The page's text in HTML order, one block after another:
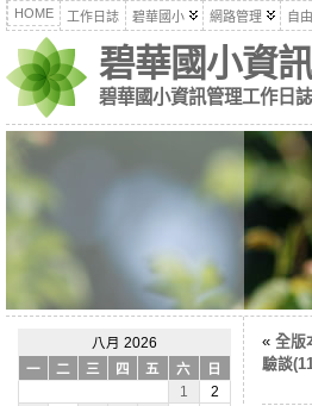
HOME 工作日誌 碧華國小 網路管理 自
碧華國小資
碧華國小資訊管理工作日誌
八月 2026
一
二 三 四 五 六
日
1
2
« 全版
驗談